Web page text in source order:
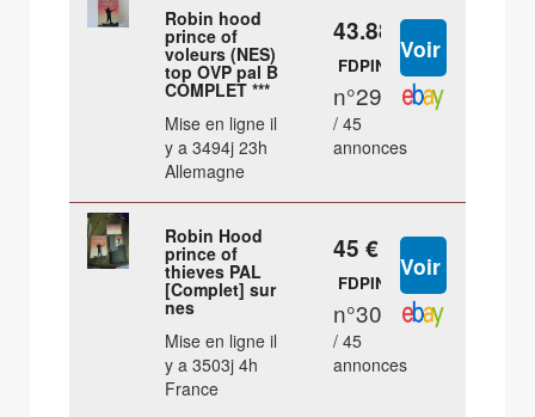
Robin hood
prince of
voleurs (NES)
top OVP pal B
COMPLET ***
Mise en ligne il
y a 3494j 23h
Allemagne
43.88 €
FDPIN
n°29
/ 45
annonces
Robin Hood
prince of
thieves PAL
[Complet] sur
nes
Mise en ligne il
y a 3503j 4h
France
45 €
FDPIN
n°30
/ 45
annonces